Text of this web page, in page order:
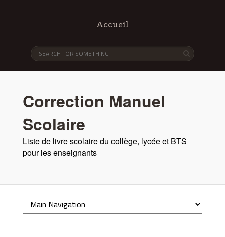
Accueil
Correction Manuel
Scolaire
Liste de livre scolaire du collège, lycée et BTS
pour les enseignants